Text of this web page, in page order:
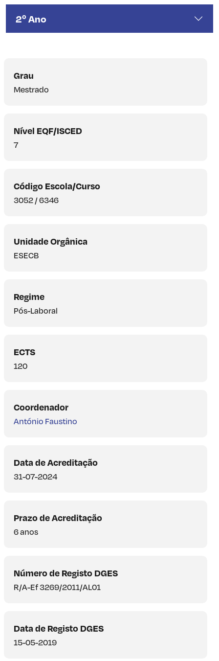
2º Ano
Grau
Mestrado
Nível EQF/ISCED
7
Código Escola/Curso
3052 / 6346
Unidade Orgânica
ESECB
Regime
Pós-Laboral
ECTS
120
Coordenador
António Faustino
Data de Acreditação
31-07-2024
Prazo de Acreditação
6 anos
Número de Registo DGES
R/A-Ef 3269/2011/AL01
Data de Registo DGES
15-05-2019